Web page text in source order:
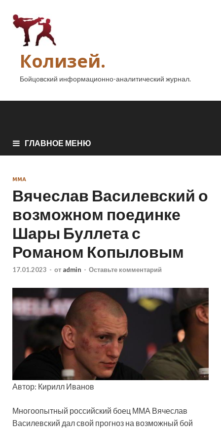
Колизей.
Бойцовский информационно-аналитический журнал.
ГЛАВНОЕ МЕНЮ
ММА
Вячеслав Василевский о
возможном поединке
Шары Буллета с
Романом Копыловым
17.01.2023 - от admin - Оставьте комментарий
Автор: Кирилл Иванов
Многоопытный российский боец ММА Вячеслав
Василевский дал свой прогноз на возможный бой